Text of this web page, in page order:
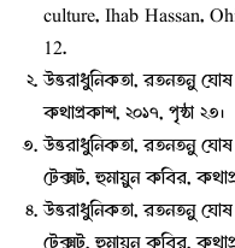
culture, Ihab Hassan,
12.
উত্তরাধুনিকতা, রতনতনু
কথাপ্রকাশ, ২০১৭, পৃষ্ঠা ২৩।
উত্তরাধুনিকতা, রতনতনু
টেক্সট, হুমায়ুন কবির,
উত্তরাধুনিকতা, রতনতনু
টেক্সট, হুমায়ুন কবির,